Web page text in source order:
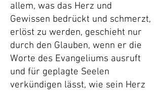
allem, was das Herz und
Gewissen bedrückt und schmerzt,
erlöst zu werden, geschieht nur
durch den Glauben, wenn er die
Worte des Evangeliums ausruft
und für geplagte Seelen
verkündigen lässt, wie sein Herz